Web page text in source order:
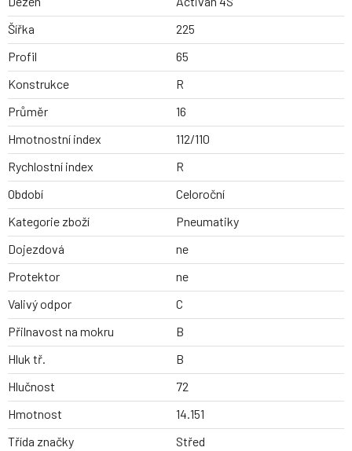
Šířka
225
Profil
65
Konstrukce
R
Průměr
16
Hmotnostní index
112/110
Rychlostní index
R
Období
Celoroční
Kategorie zboží
Pneumatiky
Dojezdová
ne
Protektor
ne
Valivý odpor
C
Přilnavost na mokru
B
Hluk tř.
B
Hlučnost
72
Hmotnost
14.151
Třída značky
Střed